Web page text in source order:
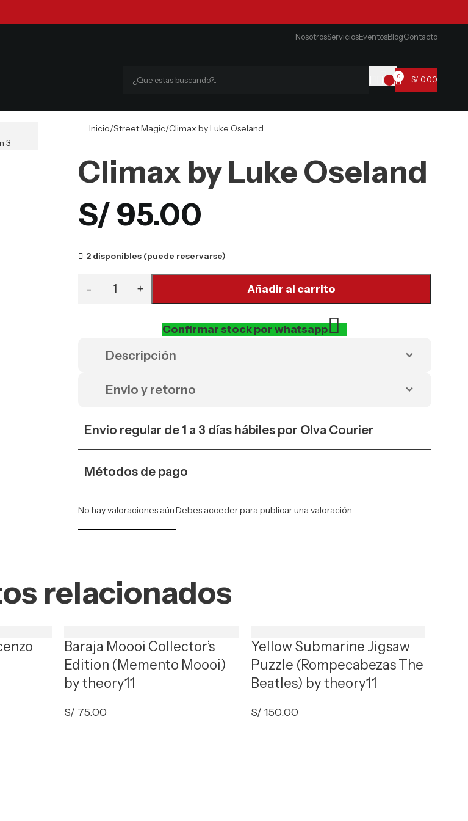
NosotrosServiciosEventosBlogContacto
0 S/ 0.00
Inicio Street Magic Climax by Luke Oseland
Climax by Luke Oseland
S/95.00
2 disponibles (puede reservarse)
Añadir al carrito
Confirmar stock por whatsapp
Descripción
Envio y retorno
Envio regular de 1 a 3 días hábiles por Olva Courier
Métodos de pago
No hay valoraciones aún.Debes accederpara publicar una valoración.
relacionados
Baraja Moooi Collector’s
Edition (Memento Moooi)
by theory11
S/ 75.00
Yellow Submarine Jigsaw
Puzzle (Rompecabezas The
Beatles) by theory11
S/ 150.00